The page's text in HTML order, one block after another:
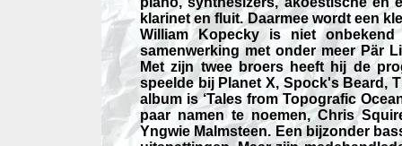
klarinet en fluit. Daarmee wordt een
William Kopecky is niet
samenwerking met onder meer Pär
Met zijn twee broers heeft hij de
speelde bij Planet X, Spock's Beard,
album is ‘Tales from Topografic
paar namen te noemen, Chris
Yngwie Malmsteen. Een bijzonder